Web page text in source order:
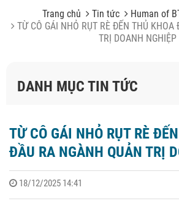
Trang chủ Tin tức
Human of
TỪ CÔ GÁI NHỎ RỤT RÈ ĐẾN THỦ KHOA
TRỊ DOANH NGHIỆP
DANH MỤC TIN TỨC
TỪ CÔ GÁI NHỎ RỤT RÈ
ĐẦU RA NGÀNH QUẢN TRỊ
18/12/2025 14:41